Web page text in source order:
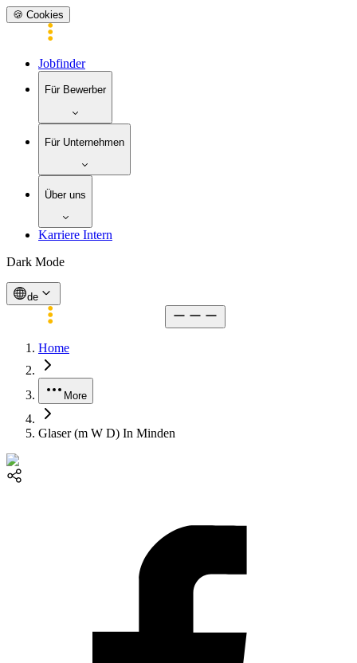
🍪 Cookies
Jobfinder
Für Bewerber
Für Unternehmen
Über uns
Karriere Intern
Dark Mode
de
Home
More
Glaser (m W D) In Minden